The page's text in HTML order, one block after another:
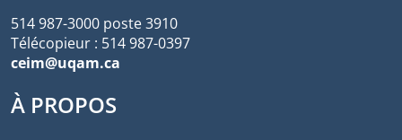
514 987-3000 poste 3910
Télécopieur : 514 987-0397
ceim@uqam.ca
À PROPOS